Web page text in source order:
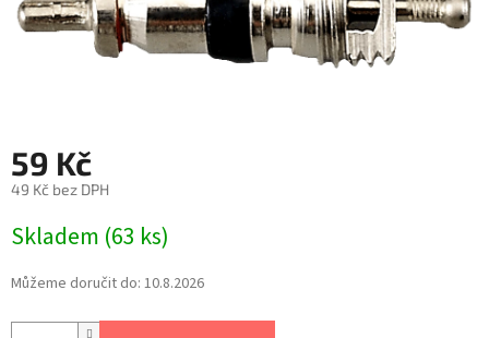
59 Kč
49 Kč bez DPH
Skladem (63 ks)
Můžeme doručit do: 10.8.2026